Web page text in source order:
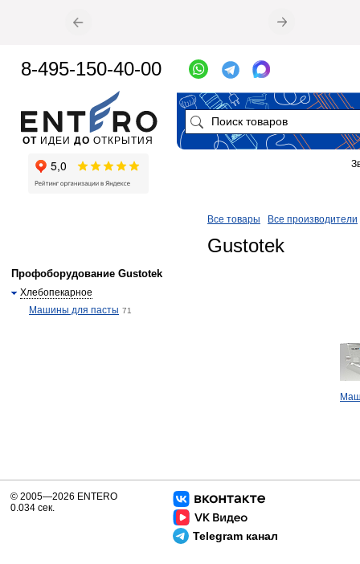
Все товары Все производители
Gustotek
Профоборудование Gustotek
Хлебопекарное
Машины для пасты 71
ОТ ИДЕИ ДО ОТКРЫТИЯ
8-495-150-40-00
Telegram канал
© 2005—2026 ENTERO
0.034 сек.